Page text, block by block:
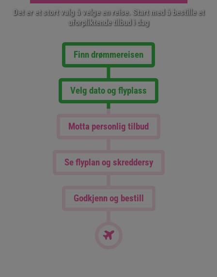
Det er et stort valg å velge en reise. Start med å bestille et
uforpliktende tilbud i dag
Finn drømmereisen
Velg dato og flyplass
Motta personlig tilbud
Se flyplan og skreddersy
Godkjenn og bestill